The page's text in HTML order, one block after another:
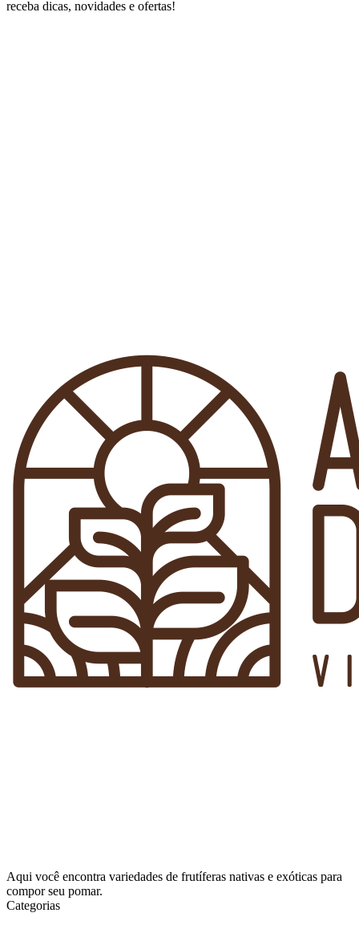
receba dicas, novidades e ofertas!
Aqui você encontra variedades de frutíferas nativas e exóticas para
compor seu pomar.
Categorias